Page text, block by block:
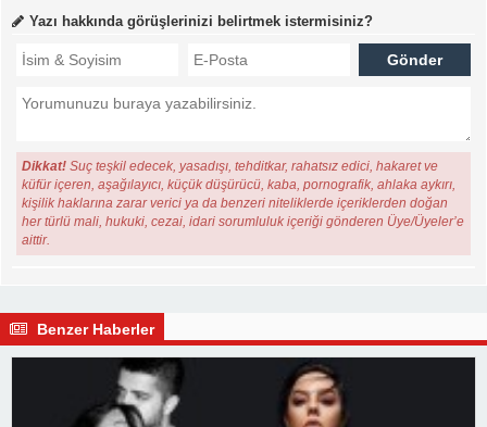
Yazı hakkında görüşlerinizi belirtmek istermisiniz?
Dikkat! Suç teşkil edecek, yasadışı, tehditkar, rahatsız edici, hakaret ve
küfür içeren, aşağılayıcı, küçük düşürücü, kaba, pornografik, ahlaka aykırı,
kişilik haklarına zarar verici ya da benzeri niteliklerde içeriklerden doğan
her türlü mali, hukuki, cezai, idari sorumluluk içeriği gönderen Üye/Üyeler’e
aittir.
Benzer Haberler